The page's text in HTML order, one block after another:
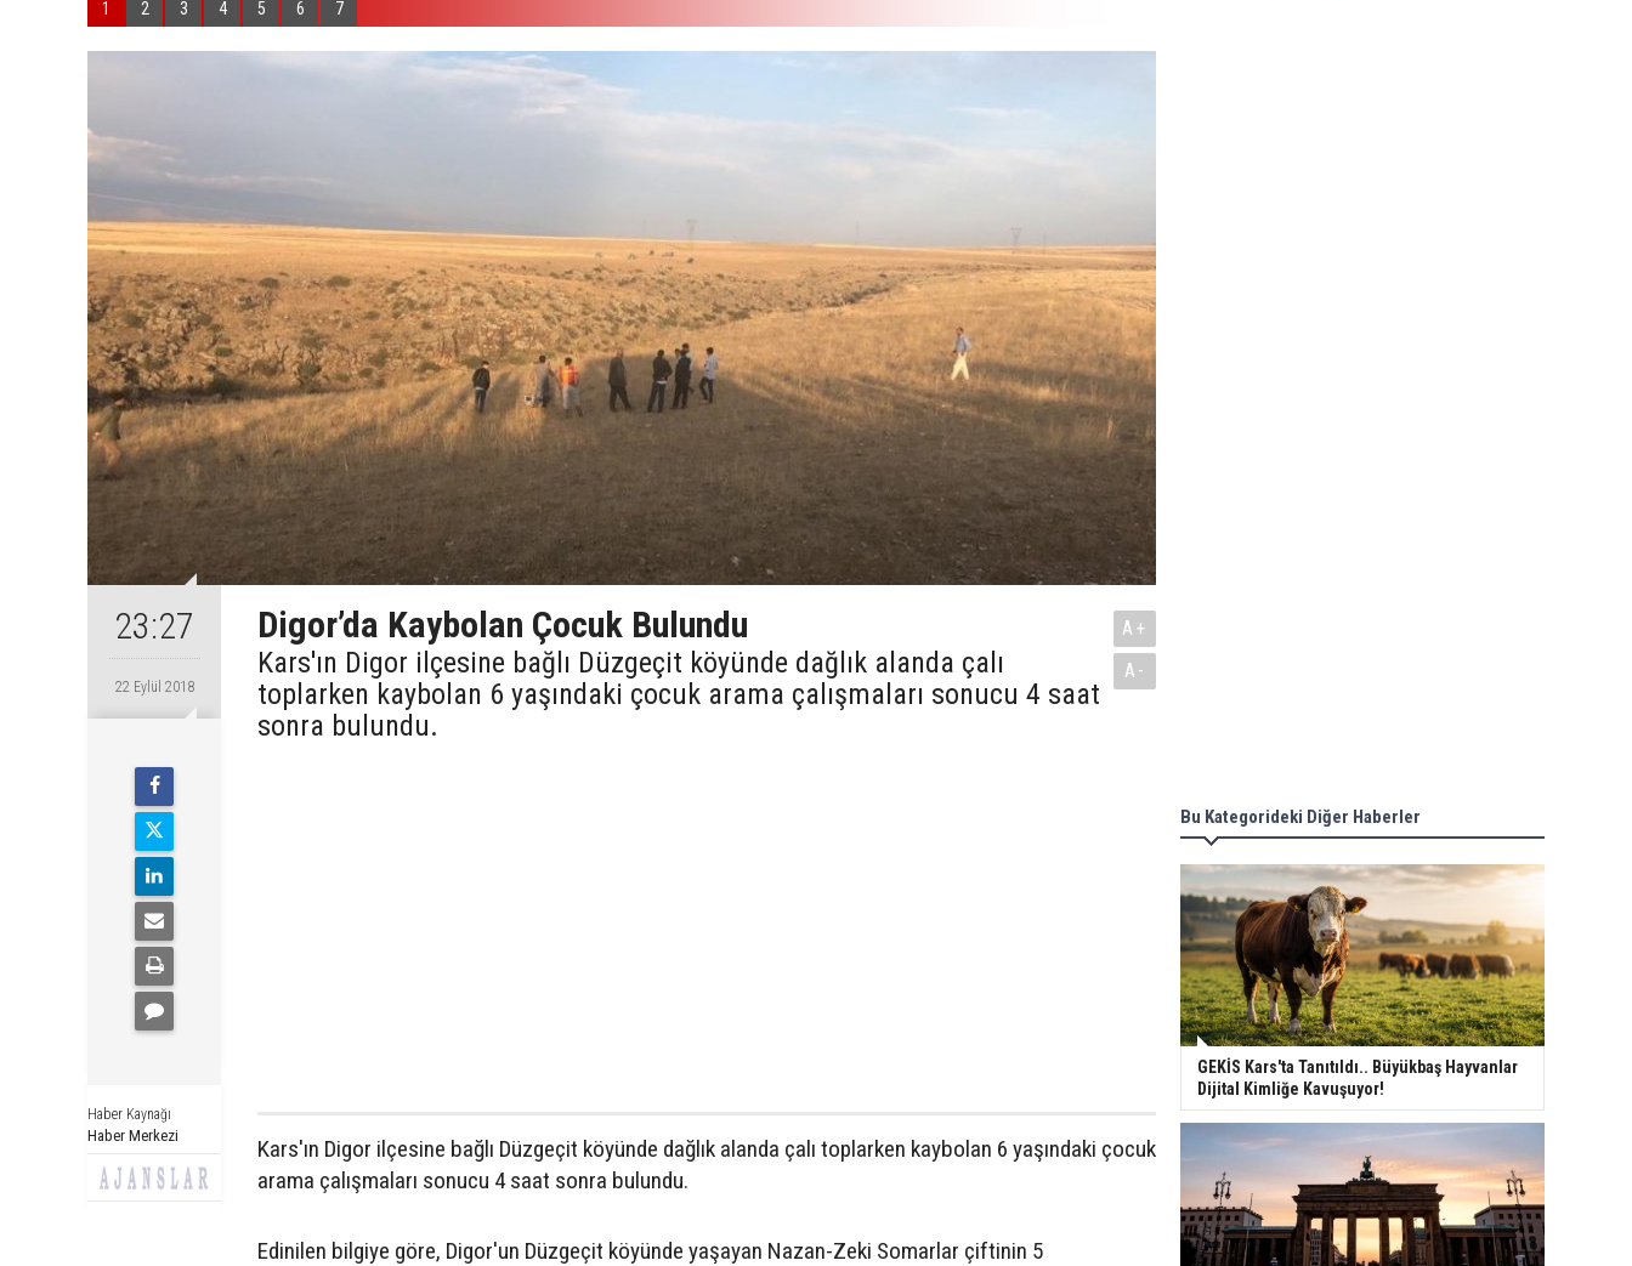
1 2 3 4 5 6 7
23:27
22 Eylül 2018
Haber Kaynağı
Haber Merkezi
Digor’da Kaybolan Çocuk Bulundu
Kars'ın Digor ilçesine bağlı Düzgeçit köyünde dağlık alanda çalı
toplarken kaybolan 6 yaşındaki çocuk arama çalışmaları sonucu 4 saat
sonra bulundu.
A+
A-
Kars'ın Digor ilçesine bağlı Düzgeçit köyünde dağlık alanda çalı toplarken kaybolan 6 yaşındaki çocuk
arama çalışmaları sonucu 4 saat sonra bulundu.
Edinilen bilgiye göre, Digor'un Düzgeçit köyünde yaşayan Nazan-Zeki Somarlar çiftinin 5
Bu Kategorideki Diğer Haberler
GEKİS Kars'ta Tanıtıldı.. Büyükbaş Hayvanlar
Dijital Kimliğe Kavuşuyor!